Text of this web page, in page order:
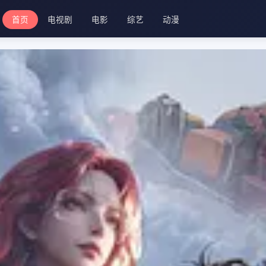
首页 电视剧 电影 综艺 动漫